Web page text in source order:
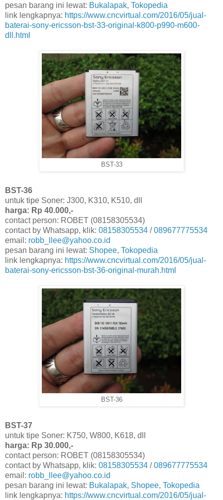
pesan barang ini lewat: Bukalapak, Tokopedia
link lengkapnya: https://www.cncvirtual.com/2016/05/jual-
baterai-sony-ericsson-bst-33-original-k800-p990-m600-
dll.html
BST-33
BST-36
untuk tipe Soner: J300, K310, K510, dll
harga: Rp 40.000,-
contact person: ROBET (08158305534)
contact by Whatsapp, klik: 08158305534 /089677775534
email: robb_llee@yahoo.co.id
pesan barang ini lewat: Shopee, Tokopedia
link lengkapnya: https://www.cncvirtual.com/2016/05/jual-
baterai-sony-ericsson-bst-36-original-murah.html
BST-36
BST-37
untuk tipe Soner: K750, W800, K618, dll
harga: Rp 30.000,-
contact person: ROBET (08158305534)
contact by Whatsapp, klik: 08158305534 /089677775534
email: robb_llee@yahoo.co.id
pesan barang ini lewat: Bukalapak, Shopee, Tokopedia
link lengkapnya: https://www.cncvirtual.com/2016/05/jual-